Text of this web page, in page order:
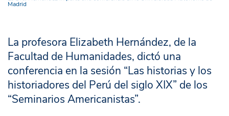
Madrid
La profesora Elizabeth Hernández, de la
Facultad de Humanidades, dictó una
conferencia en la sesión “Las historias y los
historiadores del Perú del siglo XIX” de los
“Seminarios Americanistas”.